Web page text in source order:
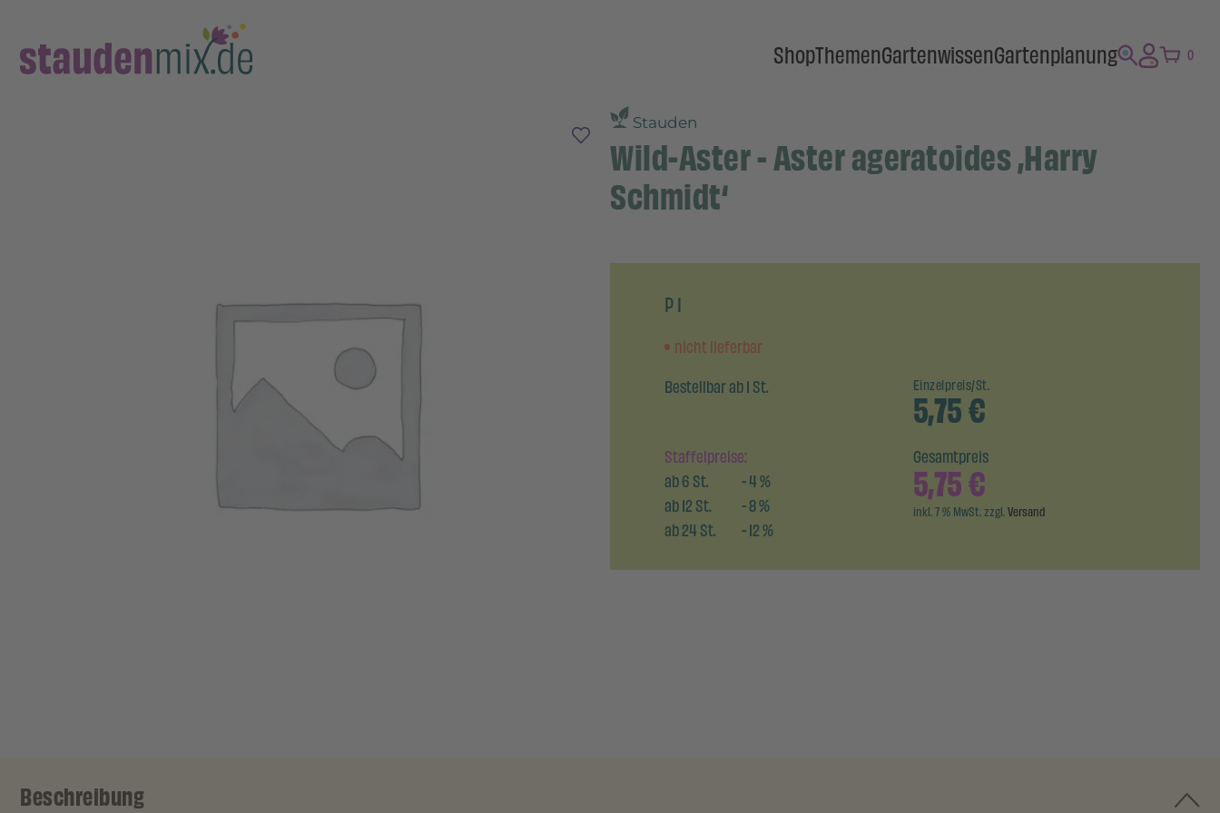
ShopThemenGartenwissenGartenplanung 0
Stauden
Wild-Aster - Aster ageratoides ‚Harry
Schmidt‘
P 1
nicht lieferbar
Bestellbar ab 1 St.
Einzelpreis/St.
5,75€
Staffelpreise:
ab6St. -4%
ab12St. -8%
ab24St. -12%
Gesamtpreis
5,75€
inkl. 7 % MwSt. zzgl.Versand
Beschreibung